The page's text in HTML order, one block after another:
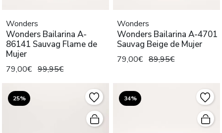
Wonders
Wonders Bailarina A-
86141 Sauvag Flame de
Mujer
79,00€ 99,95€
Wonders
Wonders Bailarina A-4701
Sauvag Beige de Mujer
79,00€ 89,95€
25% 34%